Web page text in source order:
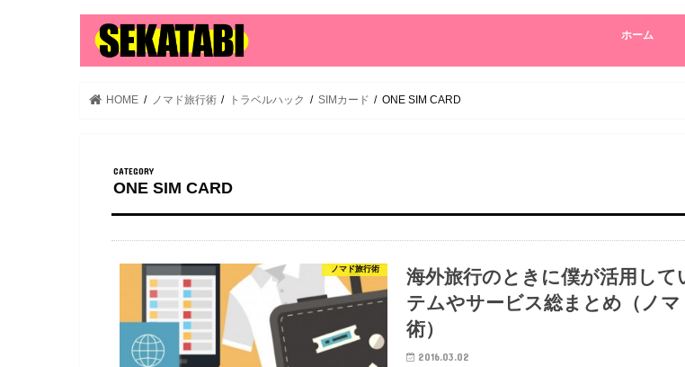
ホーム
HOME ノマド旅行術 トラベルハック SIMカード ONE SIM CARD
ONE SIM CARD
ノマド旅行術
海外旅行のときに僕が活用して
テムやサービス総まとめ（ノマ
術）
2016.03.02